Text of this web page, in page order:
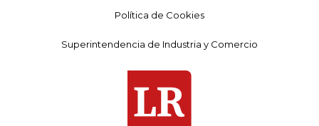
Política de Cookies
Superintendencia de Industria y Comercio